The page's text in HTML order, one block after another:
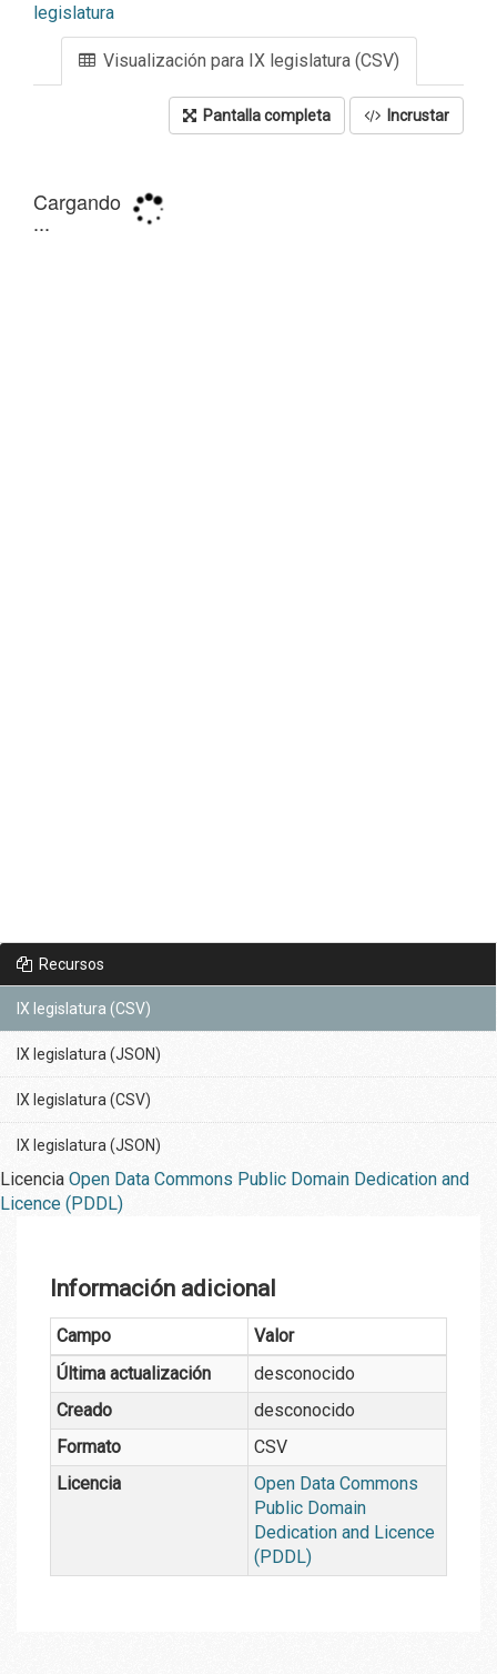
legislatura
Visualización para IX legislatura (CSV)
Pantalla completa Incrustar
Recursos
IX legislatura (CSV)
IX legislatura (JSON)
IX legislatura (CSV)
IX legislatura (JSON)
Licencia Open Data Commons Public Domain Dedication and
Licence (PDDL)
Información adicional
Campo
Valor
Última actualización
desconocido
Creado
desconocido
Formato
CSV
Licencia
Open Data Commons
Public Domain
Dedication and Licence
(PDDL)